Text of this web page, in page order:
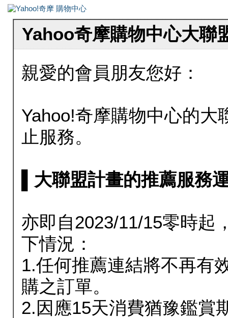
Yahoo奇摩購物中心大聯
親愛的會員朋友您好：
Yahoo!奇摩購物中心的大
止服務。
▌大聯盟計畫的推薦服務
亦即自2023/11/15零時起
下情況：
1.任何推薦連結將不再有
購之訂單。
2.因應15天消費猶豫鑑賞